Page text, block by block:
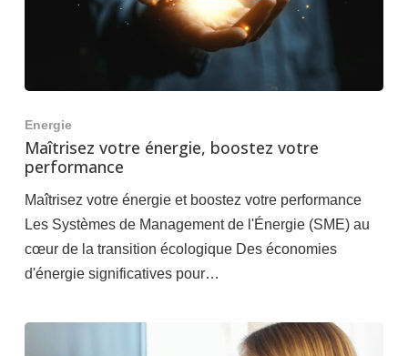
Energie
Maîtrisez votre énergie, boostez votre
performance
Maîtrisez votre énergie et boostez votre performance
Les Systèmes de Management de l'Énergie (SME) au
cœur de la transition écologique Des économies
d'énergie significatives pour…